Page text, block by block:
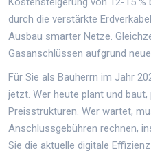
durch die verstärkte
Ausbau smarter Netze.
Gasanschlüssen aufgrund
Für Sie als Bauherrn im Jahr
jetzt. Wer heute plant und
Preisstrukturen. Wer wartet,
Anschlussgebühren rechnen,
Sie die aktuelle digitale